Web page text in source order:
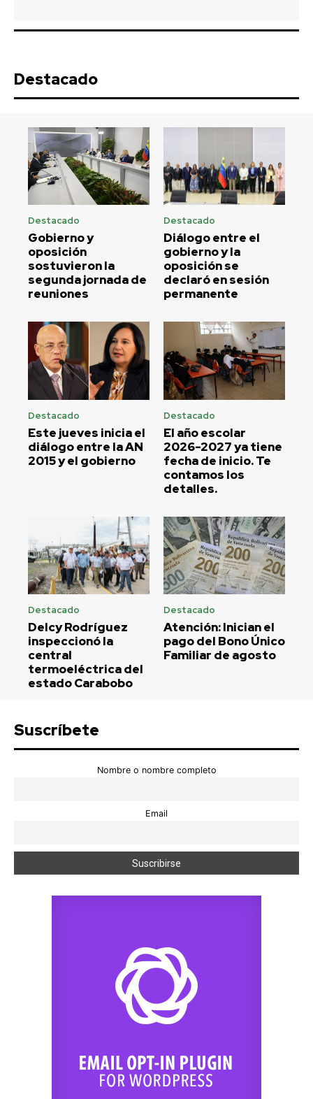
Destacado
Destacado
Gobierno y
oposición
sostuvieron la
segunda jornada de
reuniones
Destacado
Diálogo entre el
gobierno y la
oposición se
declaró en sesión
permanente
Destacado
Este jueves inicia el
diálogo entre la AN
2015 y el gobierno
Destacado
El año escolar
2026-2027 ya tiene
fecha de inicio. Te
contamos los
detalles.
Destacado
Delcy Rodríguez
inspeccionó la
central
termoeléctrica del
estado Carabobo
Destacado
Atención: Inician el
pago del Bono Único
Familiar de agosto
Suscríbete
Nombre o nombre completo
Email